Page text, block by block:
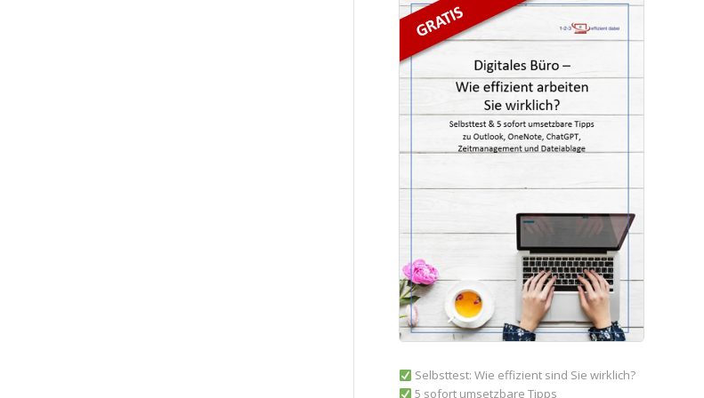
Selbsttest: Wie effizient sind Sie wirklich?
5 sofort umsetzbare Tipps